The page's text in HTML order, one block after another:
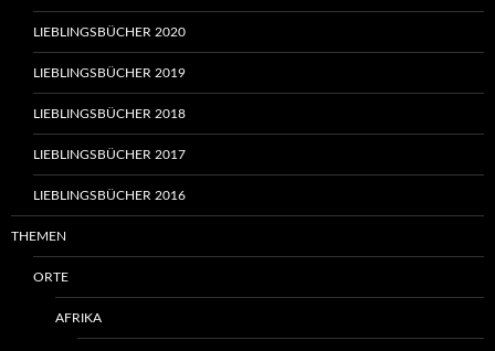
LIEBLINGSBÜCHER 2020
LIEBLINGSBÜCHER 2019
LIEBLINGSBÜCHER 2018
LIEBLINGSBÜCHER 2017
LIEBLINGSBÜCHER 2016
THEMEN
ORTE
AFRIKA